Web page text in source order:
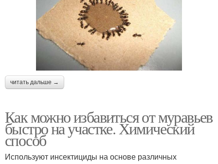
читать дальше →
Как можно избавиться от муравьев
быстро на участке. Химический
способ
Используют инсектициды на основе различных